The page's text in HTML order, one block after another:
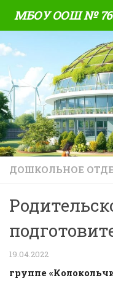
Skip to content
ДОШКОЛЬНОЕ
19.04.2022
группе